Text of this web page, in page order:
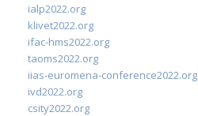
ialp2022.org
klivet2022.org
ifac-hms2022.org
taoms2022.org
iias-euromena-conference2022.org
ivd2022.org
csity2022.org